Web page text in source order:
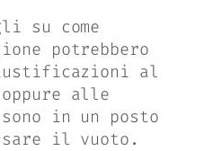
su come
potrebbero
al
alle
in un posto
il vuoto.